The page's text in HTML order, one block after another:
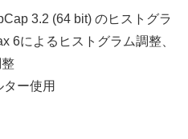
3.2 (64 bit) のヒストグラ
6によるヒストグラム調整、
ー使用